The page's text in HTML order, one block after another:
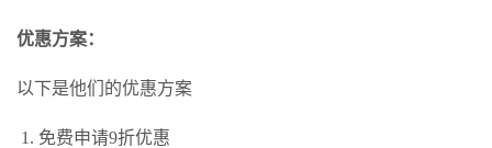
优惠方案：
以下是他们的优惠方案
免费申请9折优惠